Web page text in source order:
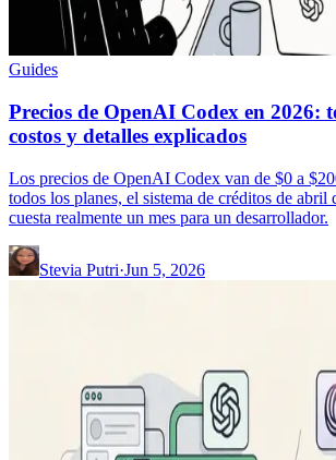
Guides
Precios de OpenAI Codex en 2026:
costos y detalles explicados
Los precios de OpenAI Codex van de $0 a
todos los planes, el sistema de créditos de abril
cuesta realmente un mes para un desarrollador.
Stevia Putri·Jun 5, 2026